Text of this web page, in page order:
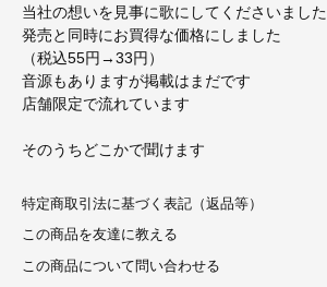
当社の想いを見事に歌にしてくださいました
発売と同時にお買得な価格にしました
（税込55円→33円）
音源もありますが掲載はまだです
店舗限定で流れています
そのうちどこかで聞けます
特定商取引法に基づく表記（返品等）
この商品を友達に教える
この商品について問い合わせる